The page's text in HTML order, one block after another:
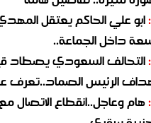
ابو علي الحاكم يعتقل
داخل الجماعة..
التحالف السعودي يصطاد
الرئيس الصماد..تعرف
هام وعاجل..انقطاع